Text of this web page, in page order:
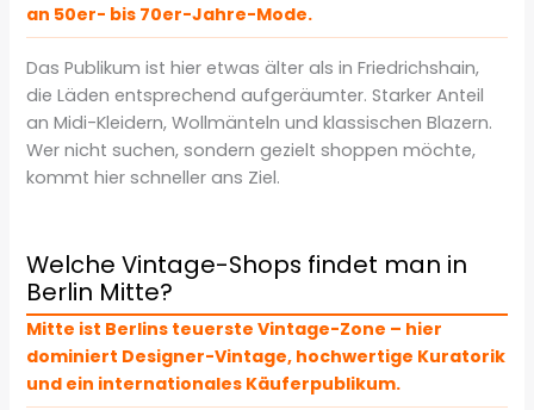
an 50er- bis 70er-Jahre-Mode.
Das Publikum ist hier etwas älter als in Friedrichshain,
die Läden entsprechend aufgeräumter. Starker Anteil
an Midi-Kleidern, Wollmänteln und klassischen Blazern.
Wer nicht suchen, sondern gezielt shoppen möchte,
kommt hier schneller ans Ziel.
Welche Vintage-Shops findet man in
Berlin Mitte?
Mitte ist Berlins teuerste Vintage-Zone – hier
dominiert Designer-Vintage, hochwertige Kuratorik
und ein internationales Käuferpublikum.